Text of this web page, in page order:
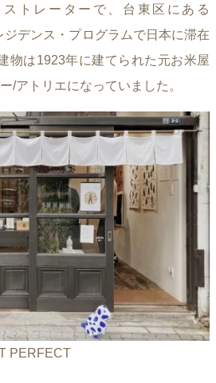
トレーターで、台東区にある
デンス・プログラムで日本に滞在
物は1923年に建てられた元お米屋
/アトリエになっていました。
PERFECT